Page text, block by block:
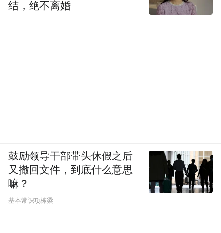
结，绝不离婚
鼓励领导干部带头休假之后
又撤回文件，到底什么意思
嘛？
基本常识项栋梁